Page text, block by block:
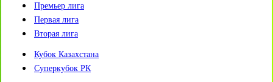
Премьер лига
Первая лига
Вторая лига
Кубок Казахстана
Суперкубок РК